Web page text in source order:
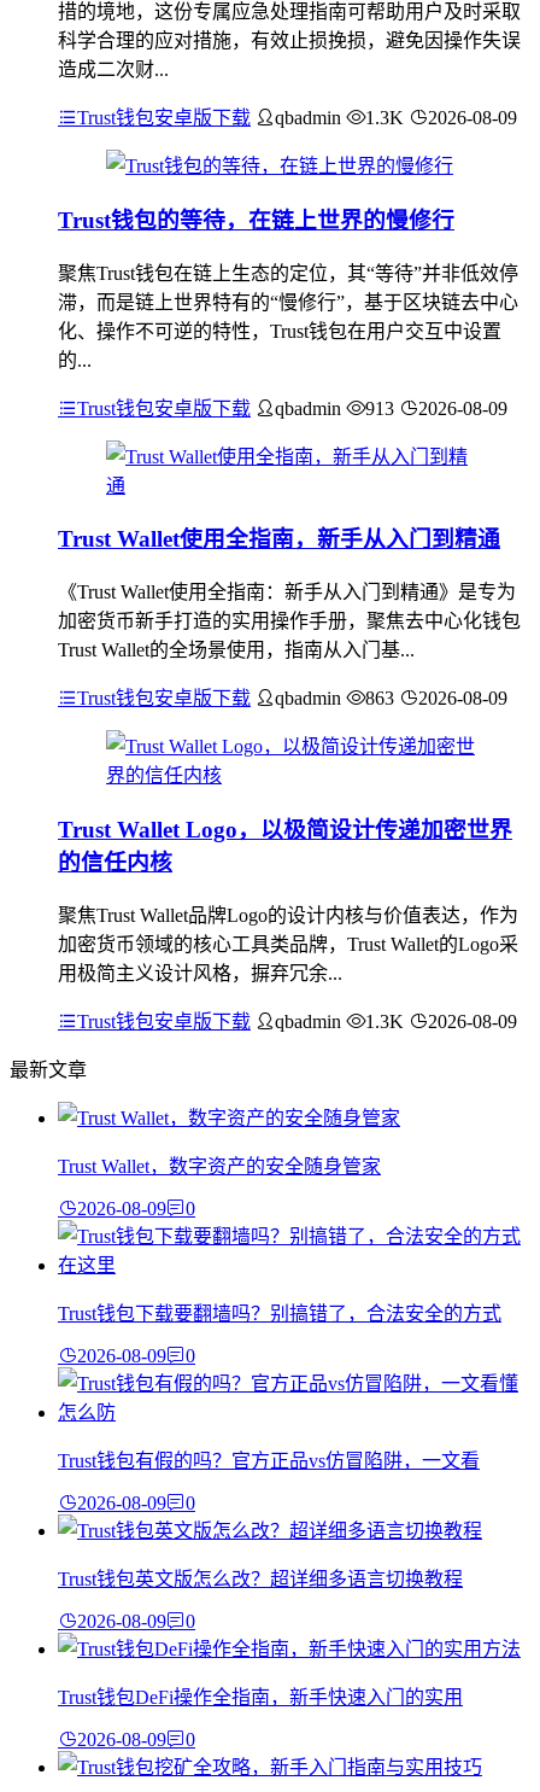
措的境地，这份专属应急处理指南可帮助用户及时采取
科学合理的应对措施，有效止损挽损，避免因操作失误
造成二次财...
Trust钱包安卓版下载 qbadmin 1.3K 2026-08-09
Trust钱包的等待，在链上世界的慢修行
聚焦Trust钱包在链上生态的定位，其“等待”并非低效停
滞，而是链上世界特有的“慢修行”，基于区块链去中心
化、操作不可逆的特性，Trust钱包在用户交互中设置
的...
Trust钱包安卓版下载 qbadmin 913 2026-08-09
Trust Wallet使用全指南，新手从入门到精通
《Trust Wallet使用全指南：新手从入门到精通》是专为
加密货币新手打造的实用操作手册，聚焦去中心化钱包
Trust Wallet的全场景使用，指南从入门基...
Trust钱包安卓版下载 qbadmin 863 2026-08-09
Trust Wallet Logo，以极简设计传递加密世界
的信任内核
聚焦Trust Wallet品牌Logo的设计内核与价值表达，作为
加密货币领域的核心工具类品牌，Trust Wallet的Logo采
用极简主义设计风格，摒弃冗余...
Trust钱包安卓版下载 qbadmin 1.3K 2026-08-09
最新文章
Trust Wallet，数字资产的安全随身管家
2026-08-09 0
Trust钱包下载要翻墙吗？别搞错了，合法安全的方式
2026-08-09 0
Trust钱包有假的吗？官方正品vs仿冒陷阱，一文看
2026-08-09 0
Trust钱包英文版怎么改？超详细多语言切换教程
2026-08-09 0
Trust钱包DeFi操作全指南，新手快速入门的实用
2026-08-09 0